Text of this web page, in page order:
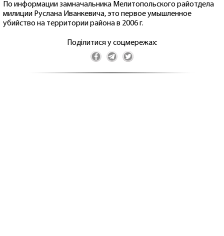
По информации замначальника Мелитопольского райотдела
милиции Руслана Иванкевича, это первое умышленное
убийство на территории района в 2006 г.
Поділитися у соцмережах: